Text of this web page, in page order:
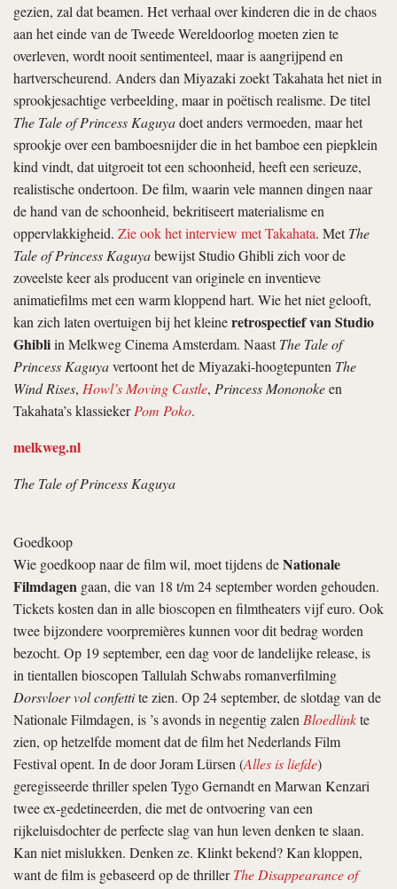
gezien, zal dat beamen. Het verhaal over kinderen die in de chaos
aan het einde van de Tweede Wereldoorlog moeten zien te
overleven, wordt nooit sentimenteel, maar is aangrijpend en
hartverscheurend. Anders dan Miyazaki zoekt Takahata het niet in
sprookjesachtige verbeelding, maar in poëtisch realisme. De titel
The Tale of Princess Kaguyadoet anders vermoeden, maar het
sprookje over een bamboesnijder die in het bamboe een piepklein
kind vindt, dat uitgroeit tot een schoonheid, heeft een serieuze,
realistische ondertoon. De film, waarin vele mannen dingen naar
de hand van de schoonheid, bekritiseert materialisme en
oppervlakkigheid. Zie ook het interview met Takahata. MetThe
Tale of Princess Kaguyabewijst Studio Ghibli zich voor de
zoveelste keer als producent van originele en inventieve
animatiefilms met een warm kloppend hart. Wie het niet gelooft,
kan zich laten overtuigen bij het kleineretrospectief van Studio
Ghibliin Melkweg Cinema Amsterdam. NaastThe Tale of
Princess Kaguyavertoont het de Miyazaki-hoogtepunten The
Wind Rises, Howl’s Moving Castle, Princess Mononokeen
Takahata’s klassiekerPom Poko.
melkweg.nl
The Tale of Princess Kaguya
Goedkoop
Wie goedkoop naar de film wil, moet tijdens deNationale
Filmdagen gaan, die van 18 t/m 24 september worden gehouden.
Ti­ckets kosten dan in alle bioscopen en filmtheaters vijf euro. Ook
twee bijzondere voorpremières kunnen voor dit bedrag worden
bezocht. Op 19 september, een dag voor de landelijke release, is
in tientallen bioscopen Tallulah Schwabs roman­verfilming
Dorsvloer vol confettite zien. Op 24 september, de slotdag van de
Nationale Filmdagen, is ’s avonds in negentig zalenBloedlinkte
zien, op hetzelfde moment dat de film het Nederlands Film
Festival opent. In de door Joram Lürsen (Alles is liefde)
geregisseerde thriller spelen Tygo Gernandt en Marwan Kenzari
twee ex-gedetineerden, die met de ontvoering van een
rijkeluisdochter de perfecte slag van hun leven denken te slaan.
Kan niet mislukken. Denken ze. Klinkt bekend? Kan kloppen,
want de film is gebaseerd op de thrillerThe Disappearance of